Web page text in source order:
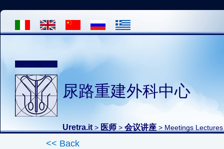
尿路重建外科中心
Uretra.it > 医师 > 会议讲座 > Meetings Lectures
<< Back